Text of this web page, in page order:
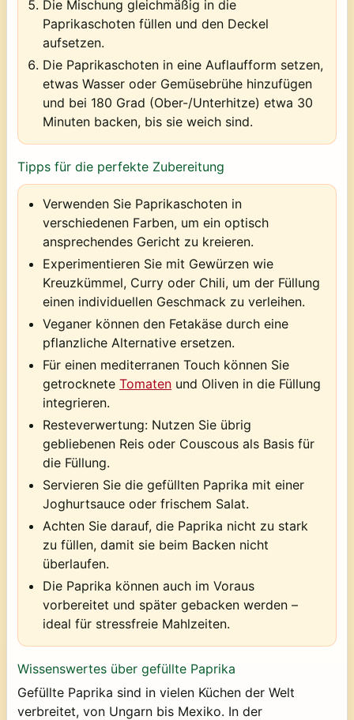
Die Mischung gleichmäßig in die
Paprikaschoten füllen und den Deckel
aufsetzen.
Die Paprikaschoten in eine Auflaufform setzen,
etwas Wasser oder Gemüsebrühe hinzufügen
und bei 180 Grad (Ober-/Unterhitze) etwa 30
Minuten backen, bis sie weich sind.
Tipps für die perfekte Zubereitung
Verwenden Sie Paprikaschoten in
verschiedenen Farben, um ein optisch
ansprechendes Gericht zu kreieren.
Experimentieren Sie mit Gewürzen wie
Kreuzkümmel, Curry oder Chili, um der Füllung
einen individuellen Geschmack zu verleihen.
Veganer können den Fetakäse durch eine
pflanzliche Alternative ersetzen.
Für einen mediterranen Touch können Sie
getrocknete Tomaten und Oliven in die Füllung
integrieren.
Resteverwertung: Nutzen Sie übrig
gebliebenen Reis oder Couscous als Basis für
die Füllung.
Servieren Sie die gefüllten Paprika mit einer
Joghurtsauce oder frischem Salat.
Achten Sie darauf, die Paprika nicht zu stark
zu füllen, damit sie beim Backen nicht
überlaufen.
Die Paprika können auch im Voraus
vorbereitet und später gebacken werden –
ideal für stressfreie Mahlzeiten.
Wissenswertes über gefüllte Paprika
Gefüllte Paprika sind in vielen Küchen der Welt
verbreitet, von Ungarn bis Mexiko. In der